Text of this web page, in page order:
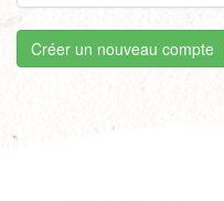
Créer un nouveau compte